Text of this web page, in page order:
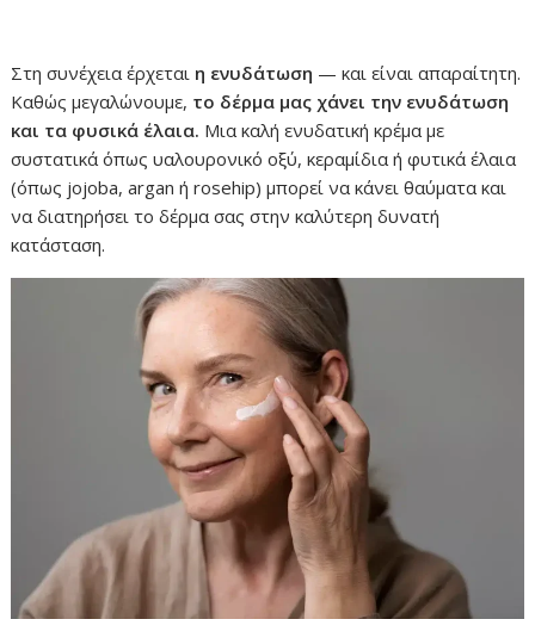
Στη συνέχεια έρχεται η ενυδάτωση — και είναι απαραίτητη.
Καθώς μεγαλώνουμε, το δέρμα μας χάνει την ενυδάτωση
και τα φυσικά έλαια. Μια καλή ενυδατική κρέμα με
συστατικά όπως υαλουρονικό οξύ, κεραμίδια ή φυτικά έλαια
(όπως jojoba, argan ή rosehip) μπορεί να κάνει θαύματα και
να διατηρήσει το δέρμα σας στην καλύτερη δυνατή
κατάσταση.